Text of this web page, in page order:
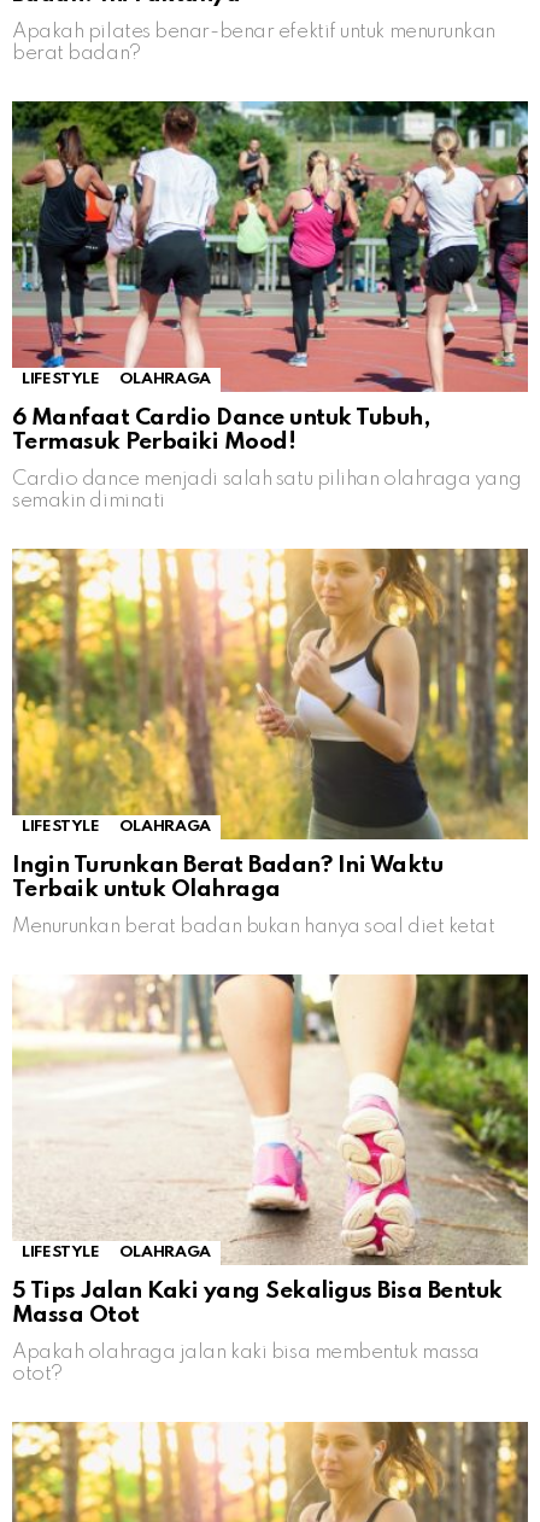
Apakah pilates benar-benar efektif untuk menurunkan
berat badan?
LIFESTYLE OLAHRAGA
6 Manfaat Cardio Dance untuk Tubuh,
Termasuk Perbaiki Mood!
Cardio dance menjadi salah satu pilihan olahraga yang
semakin diminati
LIFESTYLE OLAHRAGA
Ingin Turunkan Berat Badan? Ini Waktu
Terbaik untuk Olahraga
Menurunkan berat badan bukan hanya soal diet ketat
LIFESTYLE OLAHRAGA
5 Tips Jalan Kaki yang Sekaligus Bisa Bentuk
Massa Otot
Apakah olahraga jalan kaki bisa membentuk massa
otot?